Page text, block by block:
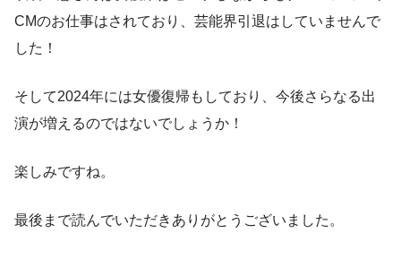
CMのお仕事はされており、芸能界引退はしていませんで
した！
そして2024年には女優復帰もしており、今後さらなる出
演が増えるのではないでしょうか！
楽しみですね。
最後まで読んでいただきありがとうございました。